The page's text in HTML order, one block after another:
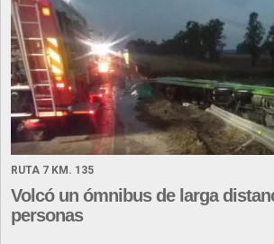
RUTA 7 KM. 135
Volcó un ómnibus de larga
personas